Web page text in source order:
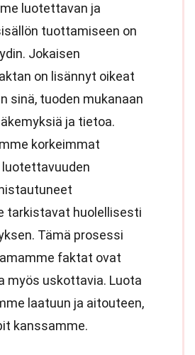
luotettavan ja
tuottamiseen on
Jokaisen
on lisännyt oikeat
sinä, tuoden mukanaan
ja tietoa.
korkeimmat
luotettavuuden
tarkistavat huolellisesti
Tämä prosessi
faktat ovat
myös uskottavia. Luota
laatuun ja aitouteen,
kanssamme.